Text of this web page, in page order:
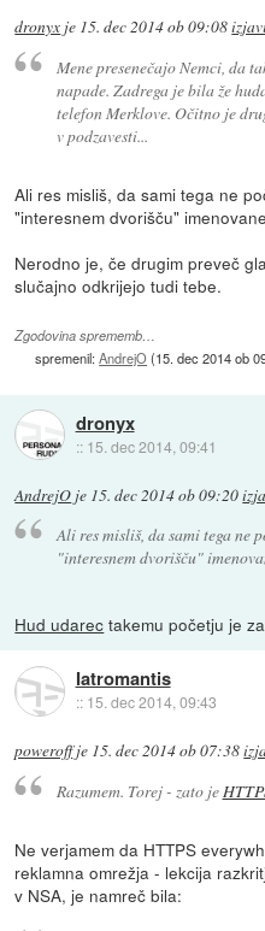
dronyx je 15. dec 2014 ob 09:08
Mene presenečajo Nemci, da
napade. Zadrega je bila že
telefon Merklove. Očitno je
v podzavesti...
Ali res misliš, da sami tega ne
"interesnem dvorišču"
Nerodno je, če drugim preveč
slučajno odkrijejo tudi tebe.
Zgodovina sprememb…
spremenil:AndrejO(15. dec 2014 ob
dronyx
:: 15. dec 2014, 09:41
AndrejO je 15. dec 2014 ob 09:20
Ali res misliš, da sami tega ne
"interesnem dvorišču"
Hud udarec takemu početju je
Iatromantis
:: 15. dec 2014, 09:43
poweroffje 15. dec 2014 ob 07:38
Razumem. Torej - zato je
Ne verjamem da HTTPS
reklamna omrežja - lekcija
v NSA, je namreč bila: